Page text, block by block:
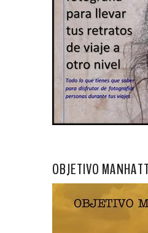
OBJETIVO